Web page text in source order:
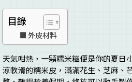
目錄
外皮材料
天氣咁熱，一顆糯米糍便是你的夏日
涼軟滑的糯米皮，滿滿花生、芝麻、